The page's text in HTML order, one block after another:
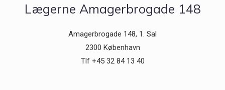
Lægerne Amagerbrogade 148
Amagerbrogade 148, 1. Sal
2300 København
Tlf +45 32 84 13 40